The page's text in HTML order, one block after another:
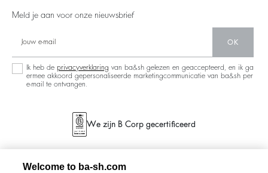
Circulariteit
Gemeenschap
Duurzame Collectie
Nieuwe Collectie
Meld je aan voor onze nieuwsbrief
OK
Ik heb de privacyverklaring van ba&sh gelezen en geaccepteerd, en ik ga
ermee akkoord gepersonaliseerde marketingcommunicatie van ba&sh per
e-mail te ontvangen.
We zijn B Corp gecertificeerd
Welcome to ba-sh.com